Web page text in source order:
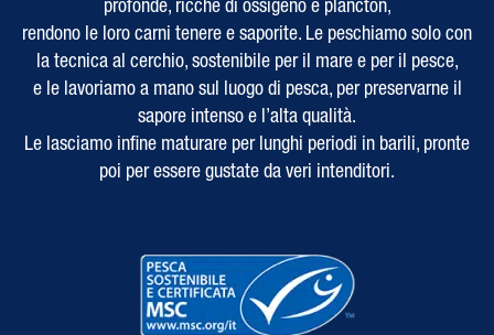
profonde, ricche di ossigeno e plancton,
rendono le loro carni tenere e saporite. Le peschiamo solo con
la tecnica al cerchio, sostenibile per il mare e per il pesce,
e le lavoriamo a mano sul luogo di pesca, per preservarne il
sapore intenso e l’alta qualità.
Le lasciamo infine maturare per lunghi periodi in barili, pronte
poi per essere gustate da veri intenditori.